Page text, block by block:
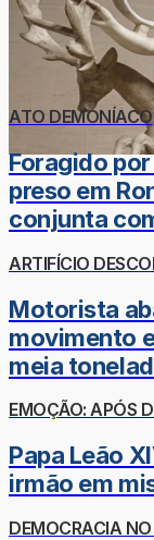
ATO DEMONÍACO
Foragido
preso em
conjunta
ARTIFÍCIO
Motorista
movimento
meia
EMOÇÃO: APÓS
Papa Leão
irmão em
DEMOCRACIA